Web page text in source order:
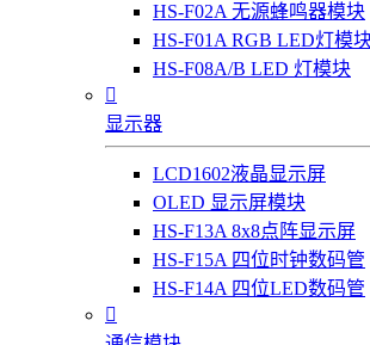
HS-F02A 无源蜂鸣器模块
HS-F01A RGB LED灯模
HS-F08A/B LED 灯模块

显示器
LCD1602液晶显示屏
OLED 显示屏模块
HS-F13A 8x8点阵显示屏
HS-F15A 四位时钟数码管
HS-F14A 四位LED数码管
